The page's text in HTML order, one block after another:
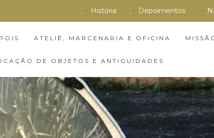
História Depoimentos
ATELIÊ, MARCENARIA E OFICINA
DE OBJETOS E ANTIGUIDADES